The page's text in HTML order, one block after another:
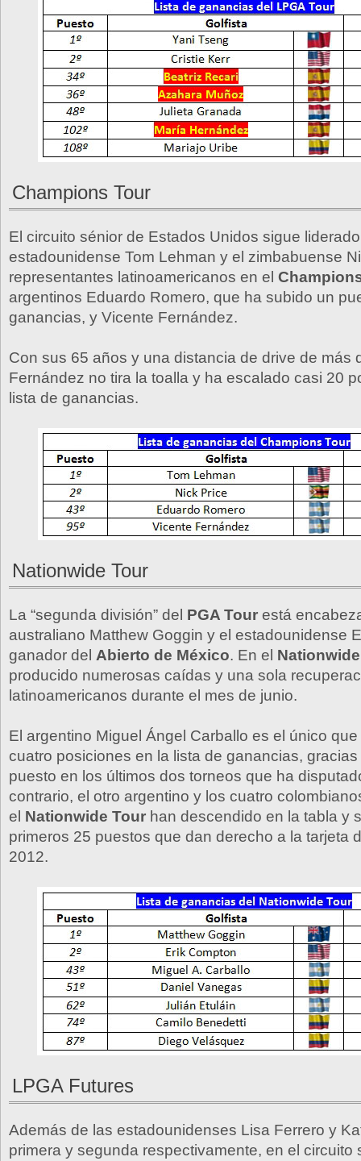
Champions Tour
El circuito sénior de Estados Unidos sigue
estadounidense Tom Lehman y el zimbabuense
representantes latinoamericanos en el
argentinos Eduardo Romero, que ha subido un
ganancias, y Vicente Fernández.
Con sus 65 años y una distancia de drive de más
Fernández no tira la toalla y ha escalado casi 20
lista de ganancias.
Nationwide Tour
La “segunda división” del PGA Tour está
australiano Matthew Goggin y el estadounidense
ganador del Abierto de México. En el
producido numerosas caídas y una sola
latinoamericanos durante el mes de junio.
El argentino Miguel Ángel Carballo es el único
cuatro posiciones en la lista de ganancias, gracias
puesto en los últimos dos torneos que ha
contrario, el otro argentino y los cuatro
el Nationwide Tour han descendido en la tabla y
primeros 25 puestos que dan derecho a la tarjeta
2012.
LPGA Futures
Además de las estadounidenses Lisa Ferrero y
primera y segunda respectivamente, en el circuito